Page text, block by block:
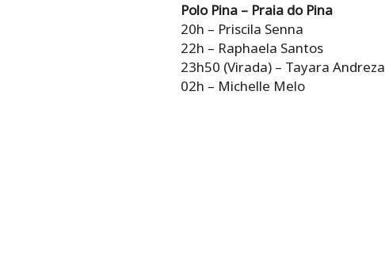
Polo Pina – Praia do Pina
20h – Priscila Senna
22h – Raphaela Santos
23h50 (Virada) – Tayara Andreza
02h – Michelle Melo